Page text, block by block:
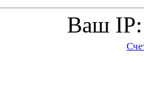
Ваш IP: